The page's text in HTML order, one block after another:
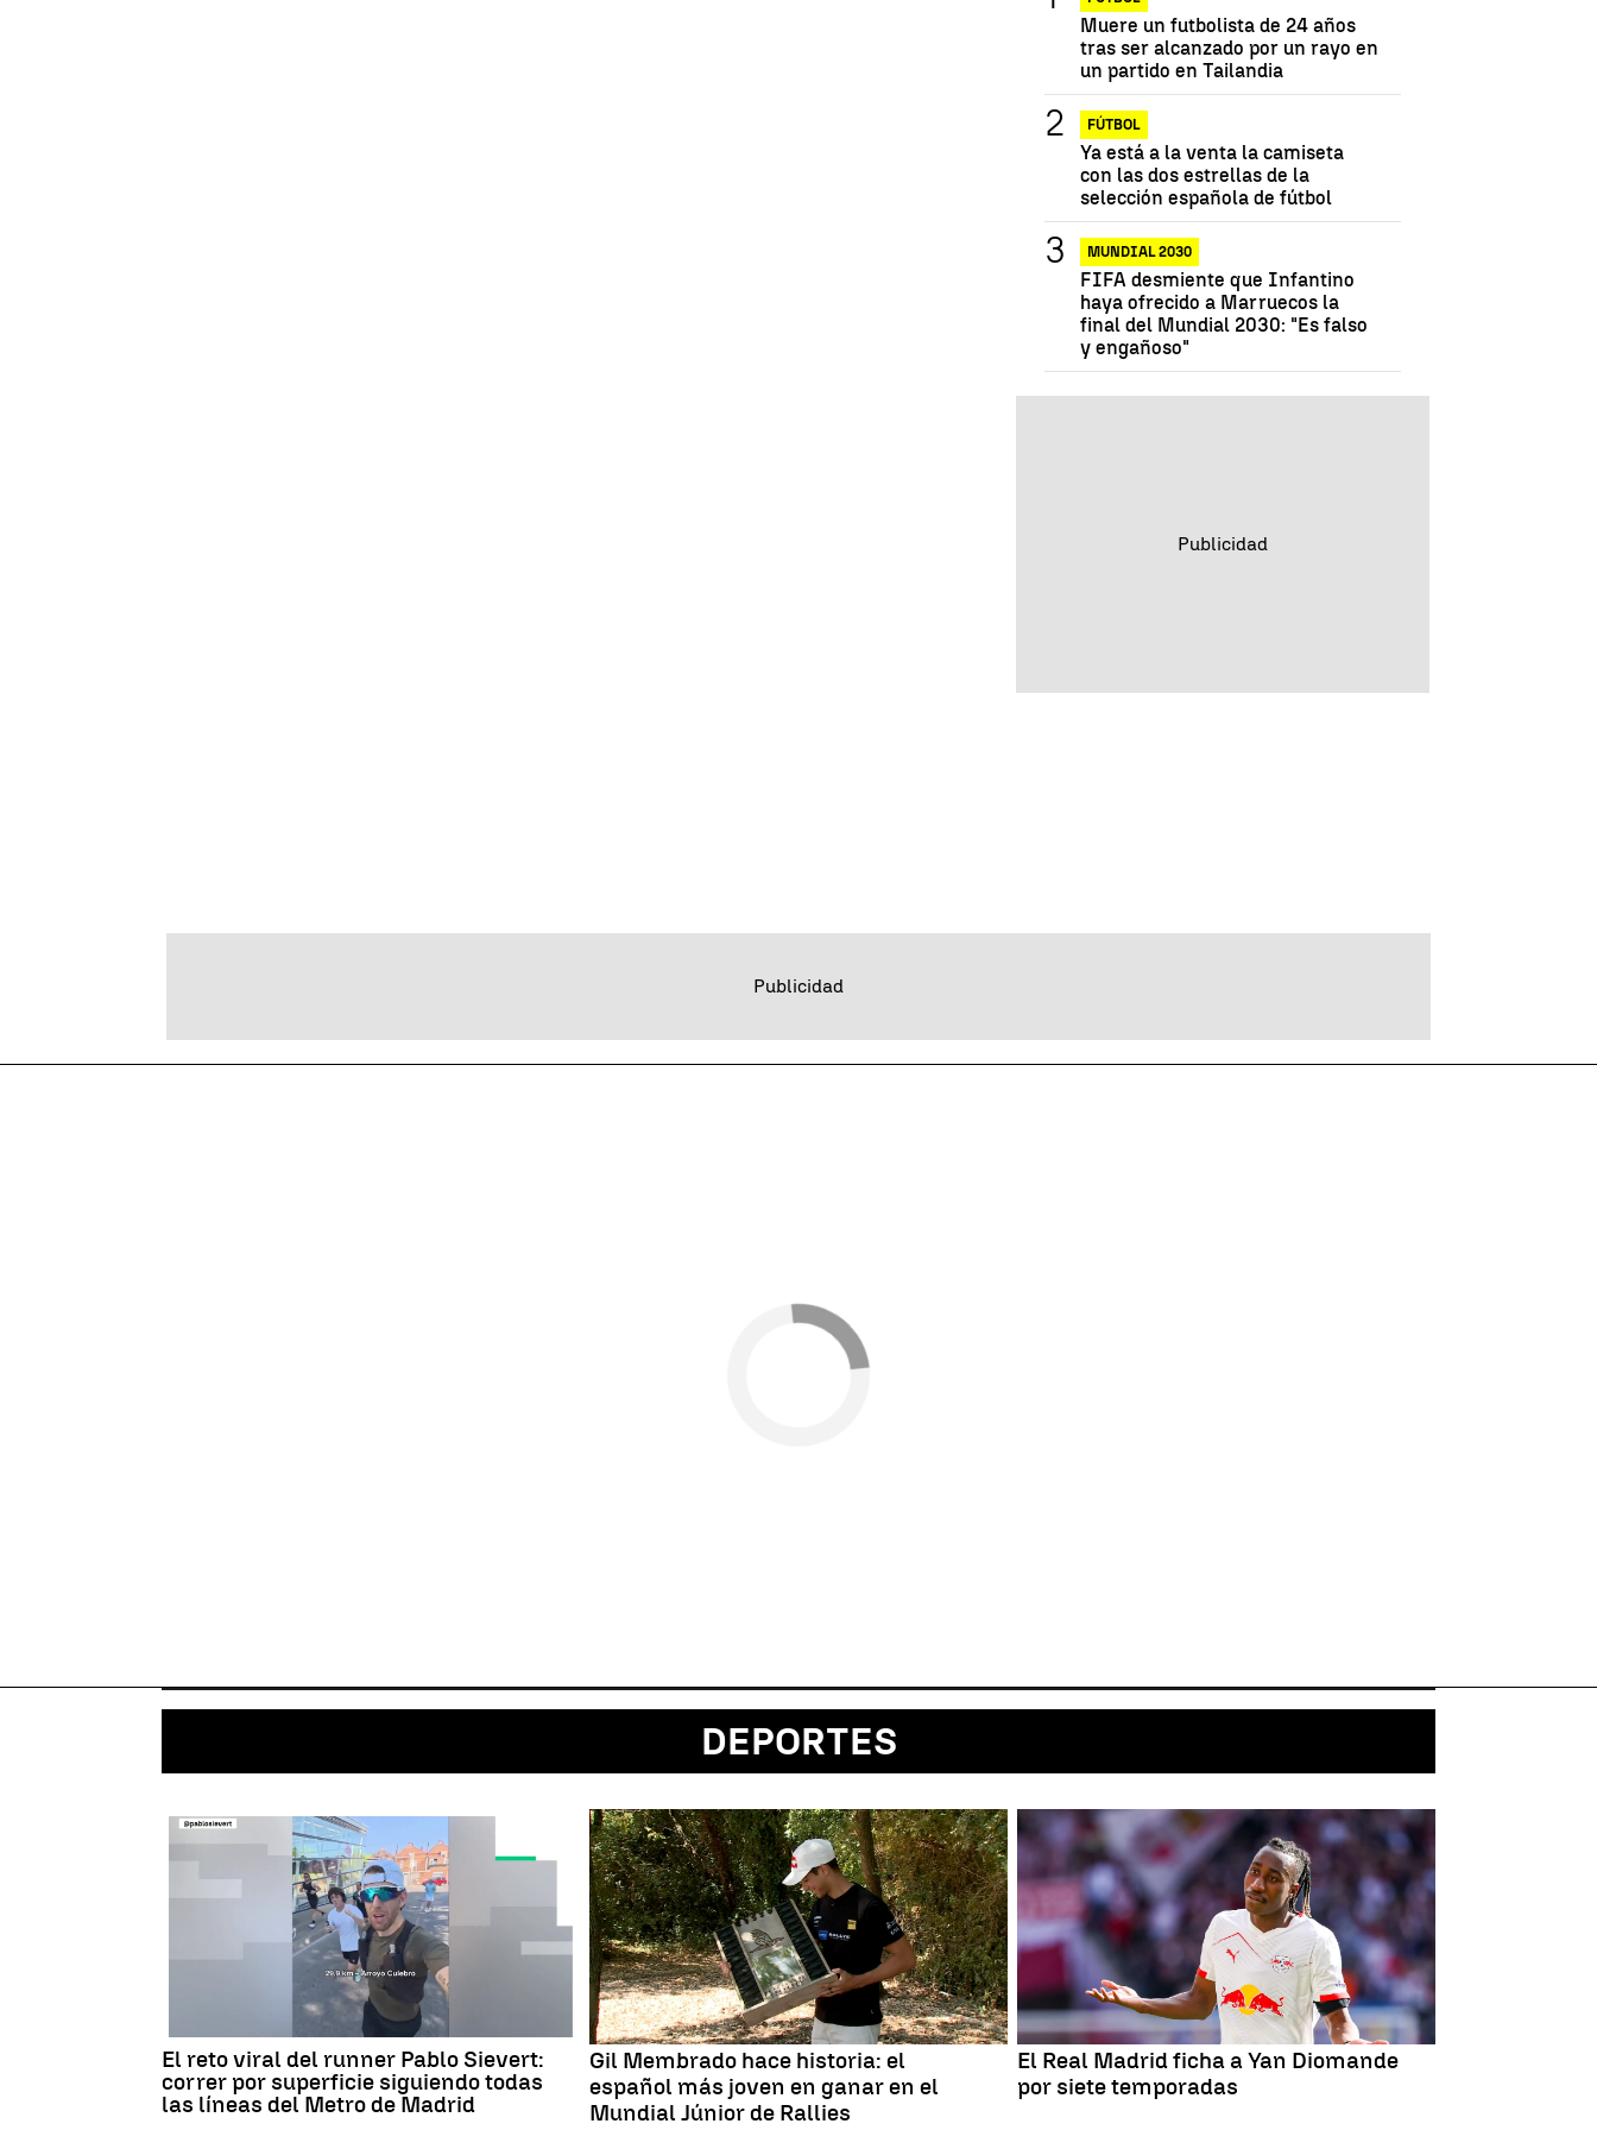
Muere un futbolista de 24 años
tras ser alcanzado por un rayo en
un partido en Tailandia
FÚTBOL
Ya está a la venta la camiseta
con las dos estrellas de la
selección española de fútbol
MUNDIAL 2030
FIFA desmiente que Infantino
haya ofrecido a Marruecos la
final del Mundial 2030: "Es falso
y engañoso"
DEPORTES
El reto viral del runner Pablo Sievert:
correr por superficie siguiendo todas
las líneas del Metro de Madrid
Gil Membrado hace historia: el
español más joven en ganar en el
Mundial Júnior de Rallies
El Real Madrid ficha a Yan Diomande
por siete temporadas